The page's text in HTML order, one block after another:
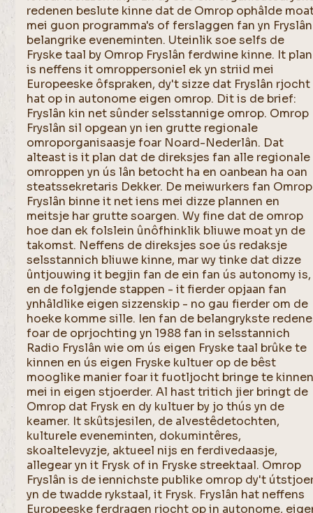
redenen beslute kinne dat de Omrop ophâlde
mei guon programma's of ferslaggen fan yn Fryslân
belangrike eveneminten. Uteinlik soe selfs de
Fryske taal by Omrop Fryslân ferdwine kinne. It plan
is neffens it omroppersoniel ek yn striid mei
Europeeske ôfspraken, dy't sizze dat Fryslân rjocht
hat op in autonome eigen omrop. Dit is de brief:
Fryslân kin net sûnder selsstannige omrop. Omrop
Fryslân sil opgean yn ien grutte regionale
omroporganisaasje foar Noard-Nederlân. Dat
alteast is it plan dat de direksjes fan alle regionale
omroppen yn ús lân betocht ha en oanbean ha oan
steatssekretaris Dekker. De meiwurkers fan Omrop
Fryslân binne it net iens mei dizze plannen en
meitsje har grutte soargen. Wy fine dat de omrop
hoe dan ek folslein ûnôfhinklik bliuwe moat yn de
takomst. Neffens de direksjes soe ús redaksje
selsstannich bliuwe kinne, mar wy tinke dat dizze
ûntjouwing it begjin fan de ein fan ús autonomy is,
en de folgjende stappen - it fierder opjaan fan
ynhâldlike eigen sizzenskip - no gau fierder om de
hoeke komme sille. Ien fan de belangrykste
foar de oprjochting yn 1988 fan in selsstannich
Radio Fryslân wie om ús eigen Fryske taal brûke te
kinnen en ús eigen Fryske kultuer op de bêst
mooglike manier foar it fuotljocht bringe te
mei in eigen stjoerder. Al hast tritich jier bringt de
Omrop dat Frysk en dy kultuer by jo thús yn de
keamer. It skûtsjesilen, de alvestêdetochten,
kulturele eveneminten, dokumintêres,
skoaltelevyzje, aktueel nijs en ferdivedaasje,
allegear yn it Frysk of in Fryske streektaal. Omrop
Fryslân is de iennichste publike omrop dy't
yn de twadde rykstaal, it Frysk. Fryslân hat neffens
Europeeske ferdragen rjocht op in autonome,